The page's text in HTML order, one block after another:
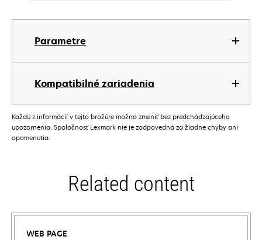
Parametre
Kompatibilné zariadenia
Každú z informácií v tejto brožúre možno zmeniť bez predchádzajúceho
upozornenia. Spoločnosť Lexmark nie je zodpovedná za žiadne chyby ani
opomenutia.
Related content
WEB PAGE